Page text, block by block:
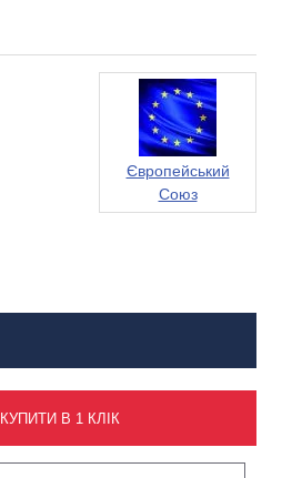
Європейський
Союз
КУПИТИ В 1 КЛІК